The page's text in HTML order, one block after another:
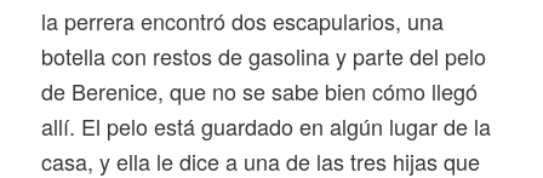
la perrera encontró dos escapularios, una
botella con restos de gasolina y parte del pelo
de Berenice, que no se sabe bien cómo llegó
allí. El pelo está guardado en algún lugar de la
casa, y ella le dice a una de las tres hijas que